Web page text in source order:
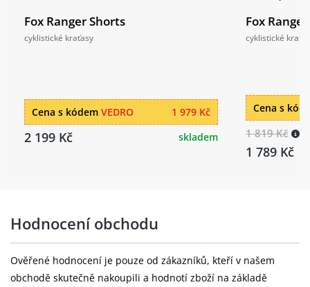
Fox Ranger Shorts
cyklistické kraťasy
1 979 Kč
Cena s kódem VEDRO
2 199 Kč skladem
Fox
cyklistické
Cena s
1 819 Kč
1 789 Kč
Hodnocení obchodu
Ověřené hodnocení je pouze od zákazníků, kteří v našem
obchodě skutečně nakoupili a hodnotí zboží na základě